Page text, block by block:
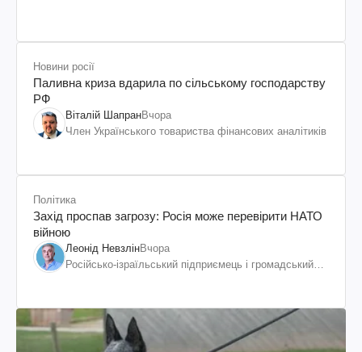
Новини росії
Паливна криза вдарила по сільському господарству
РФ
Віталій ШапранВчора
Член Українського товариства фінансових аналітиків
Політика
Захід проспав загрозу: Росія може перевірити НАТО
війною
Леонід НевзлінВчора
Російсько-ізраїльський підприємець і громадський